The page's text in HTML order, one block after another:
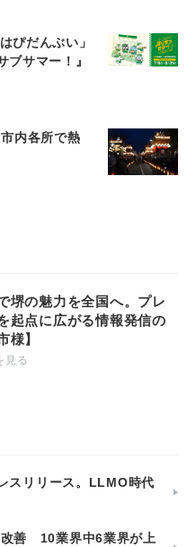
ぴだんぶい」
ブサマー！』
内各所で熱
堺の魅力を全国へ。プレ
起点に広がる情報発信の
様】
見る
スリリース。LLMO時代
善 10業界中6業界が上